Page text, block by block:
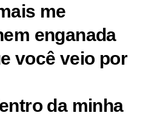
me
enganada
você veio por
da minha